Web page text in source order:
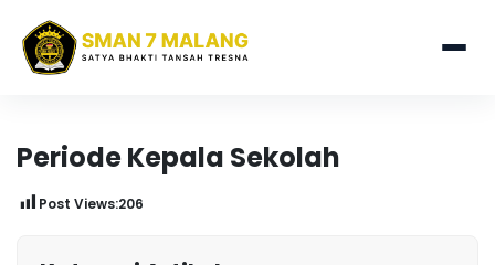
Periode Kepala Sekolah
Post Views:206